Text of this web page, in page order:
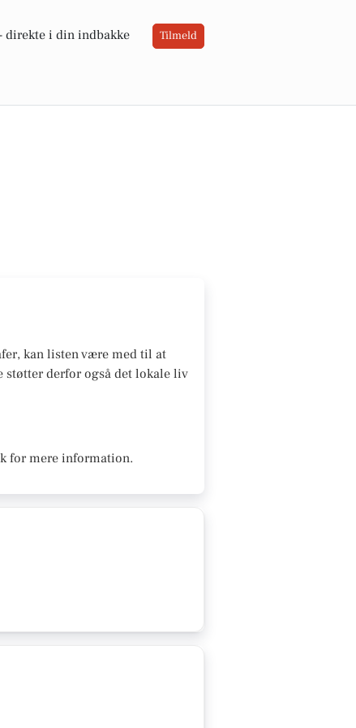
direkte i din indbakke Tilmeld
kan listen være med til at
støtter derfor også det lokale liv
for mere information.